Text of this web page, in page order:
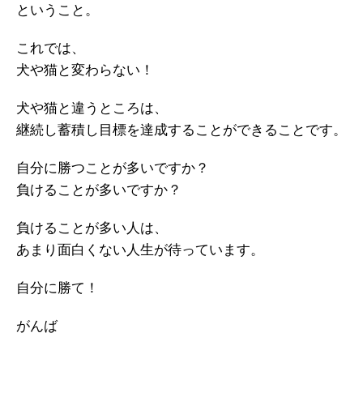
ということ。
これでは、
犬や猫と変わらない！
犬や猫と違うところは、
継続し蓄積し目標を達成することができることです。
自分に勝つことが多いですか？
負けることが多いですか？
負けることが多い人は、
あまり面白くない人生が待っています。
自分に勝て！
がんば